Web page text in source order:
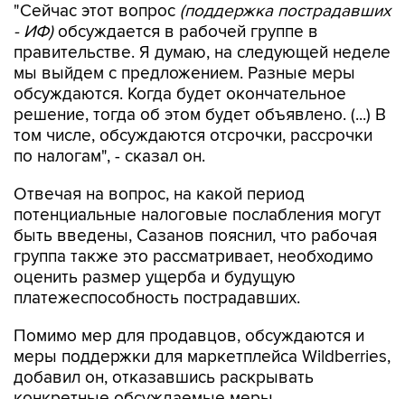
"Сейчас этот вопрос (поддержка пострадавших
- ИФ)обсуждается в рабочей группе в
правительстве. Я думаю, на следующей неделе
мы выйдем с предложением. Разные меры
обсуждаются. Когда будет окончательное
решение, тогда об этом будет объявлено. (...) В
том числе, обсуждаются отсрочки, рассрочки
по налогам", - сказал он.
Отвечая на вопрос, на какой период
потенциальные налоговые послабления могут
быть введены, Сазанов пояснил, что рабочая
группа также это рассматривает, необходимо
оценить размер ущерба и будущую
платежеспособность пострадавших.
Помимо мер для продавцов, обсуждаются и
меры поддержки для маркетплейса Wildberries,
добавил он, отказавшись раскрывать